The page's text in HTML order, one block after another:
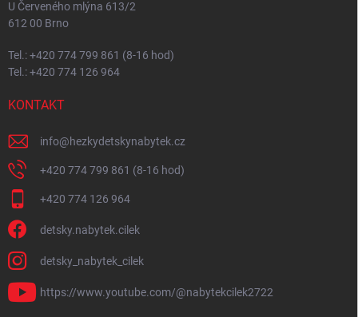
U Červeného mlýna 613/2
612 00 Brno
Tel.: +420 774 799 861 (8-16 hod)
Tel.: +420 774 126 964
KONTAKT
info@hezkydetskynabytek.cz
+420 774 799 861 (8-16 hod)
+420 774 126 964
detsky.nabytek.cilek
detsky_nabytek_cilek
https://www.youtube.com/@nabytekcilek2722